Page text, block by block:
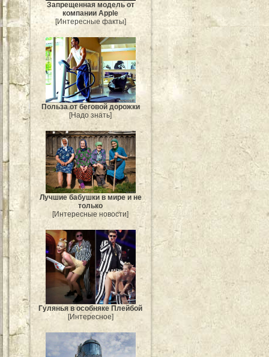
Запрещенная модель от
компании Apple
[Интересные факты]
Польза от беговой дорожки
[Надо знать]
Лучшие бабушки в мире и не
только
[Интересные новости]
Гулянья в особняке Плейбой
[Интересное]